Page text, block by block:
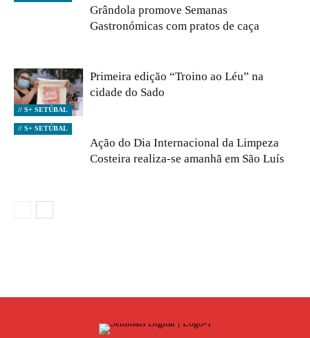
Grândola promove Semanas
Gastronómicas com pratos de caça
// S+ SETÚBAL
Primeira edição “Troino ao Léu” na
cidade do Sado
// S+ SETÚBAL
Ação do Dia Internacional da Limpeza
Costeira realiza-se amanhã em São Luís